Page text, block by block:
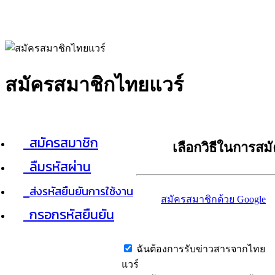
สมัครสมาชิกไทยแวร์
สมัครสมาชิก
ลืมรหัสผ่าน
ส่งรหัสยืนยันการใช้งาน
กรอกรหัสยืนยัน
เลือกวิธีในการส
สมัครสมาชิกด้วย Google
ฉันต้องการรับข่าวสารจากไทย
แวร์